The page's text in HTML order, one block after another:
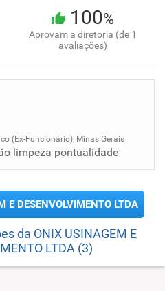
100%
Aprovam a diretoria (de 1
avaliações)
(Ex-Funcionário), Minas Gerais
limpeza pontualidade
E DESENVOLVIMENTO LTDA
da ONIX USINAGEM E
LTDA (3)